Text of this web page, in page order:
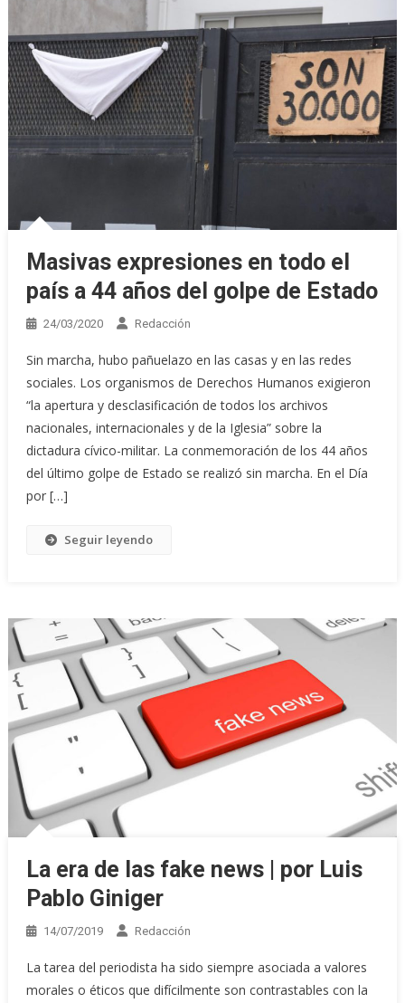
Masivas expresiones en todo el
país a 44 años del golpe de Estado
24/03/2020 Redacción
Sin marcha, hubo pañuelazo en las casas y en las redes
sociales. Los organismos de Derechos Humanos exigieron
“la apertura y desclasificación de todos los archivos
nacionales, internacionales y de la Iglesia” sobre la
dictadura cívico-militar. La conmemoración de los 44 años
del último golpe de Estado se realizó sin marcha. En el Día
por […]
Seguir leyendo
La era de las fake news | por Luis
Pablo Giniger
14/07/2019 Redacción
La tarea del periodista ha sido siempre asociada a valores
morales o éticos que difícilmente son contrastables con la